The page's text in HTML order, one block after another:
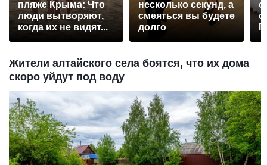
пляже Крыма: Что
люди вытворяют,
когда их не видят...
несколько секунд, а
смеяться вы будете
долго
Жители алтайского села боятся, что их дома
скоро уйдут под воду